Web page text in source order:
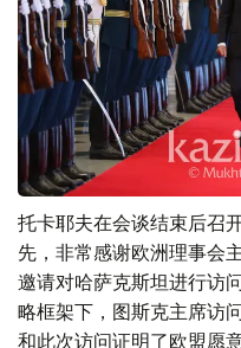
托卡耶夫在会谈结束后召
先，非常感谢欧洲理事会
邀请对哈萨克斯坦进行访
略框架下，图斯克主席访
和此次访问证明了欧盟愿